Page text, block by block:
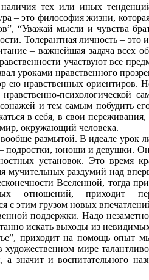
тех или иных
жизни, которая
“Уважай мысли и чувства
Толерантная личность – это
– важнейшая задача всех
участвуют все
А. Твардовский
ориентиров. Но
психологической
и тем самым побудить
в себя, в свои
и путь в мир,
размытой. В идеале
юноши и девушки.
установок. Это время
раздумий над
Вселенной, тогда
приходит
и раздумий.
поддержки. Надо
искать выходы из
приходит на помощь опыт
мире
значит и воспитательного